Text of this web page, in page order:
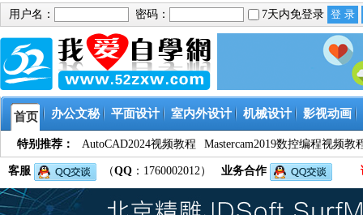
用户名： 密码： 7天内免登录
首页 办公文秘 平面设计 室内外设计 机械设计 影视动画
特别推荐： AutoCAD2024视频教程 Mastercam2019数控编程视频教
客服 （QQ ：1760002012） 业务合作